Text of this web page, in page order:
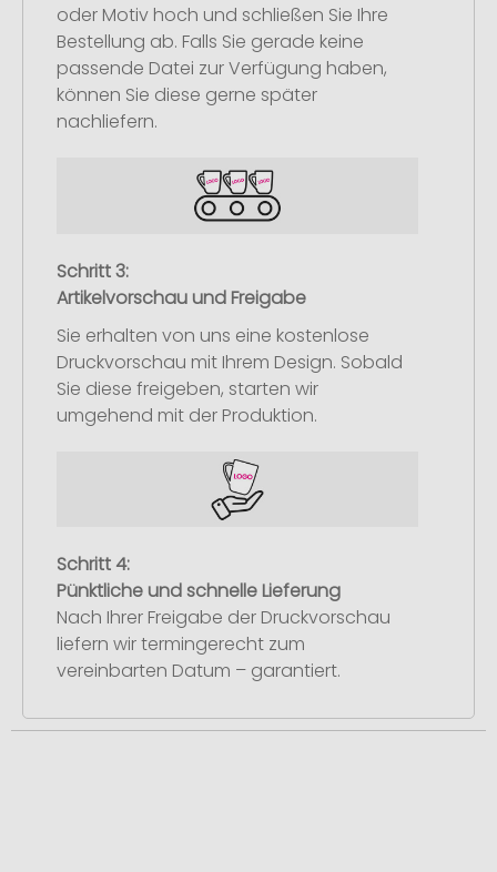
oder Motiv hoch und schließen Sie Ihre
Bestellung ab. Falls Sie gerade keine
passende Datei zur Verfügung haben,
können Sie diese gerne später
nachliefern.
Schritt 3:
Artikelvorschau und Freigabe
Sie erhalten von uns eine kostenlose
Druckvorschau mit Ihrem Design. Sobald
Sie diese freigeben, starten wir
umgehend mit der Produktion.
Schritt 4:
Pünktliche und schnelle Lieferung
Nach Ihrer Freigabe der Druckvorschau
liefern wir termingerecht zum
vereinbarten Datum – garantiert.